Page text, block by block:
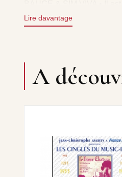
JOSEPHINE BAKER •
foin PILLS & TABET • La
GERMAINE & JEAN
JENNY HELIA • Fleur de
Lire davantage
A